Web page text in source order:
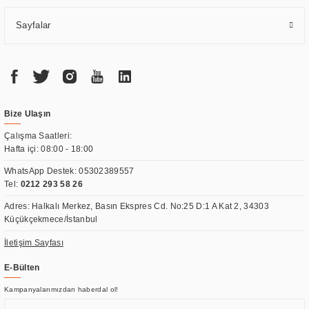
Sayfalar
Bize Ulaşın
Çalışma Saatleri:
Hafta içi: 08:00 - 18:00
WhatsApp Destek:05302389557
Tel: 0212 293 58 26
Adres: Halkalı Merkez, Basın Ekspres Cd. No:25 D:1 A Kat 2, 34303
Küçükçekmece/İstanbul
İletişim Sayfası
E-Bülten
Kampanyalarımızdan haberdal ol!